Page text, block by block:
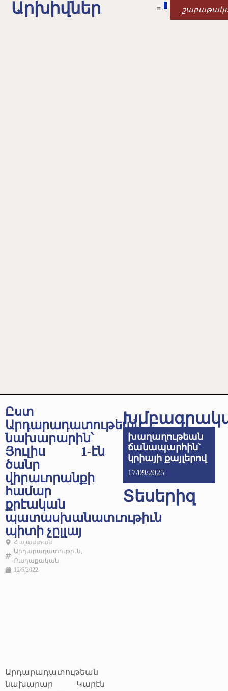
Արխիվներ
Ըստ
Արդարադատութեան
նախարարին՝
Յուլիս 1-էն
ծանր
վիրաւորանքի
համար
քրէական
պատասխանատւութիւն
պիտի չըլլայ
Հայաստան
Արդարադատութիւն
Քաղաքական
12/6/2022
Արդարադատութեան
նախարար Կարէն
խաղաղութեան
ճանապարհին՝
կրիայի քայլերով
17/09/2025
Տեսերիզ